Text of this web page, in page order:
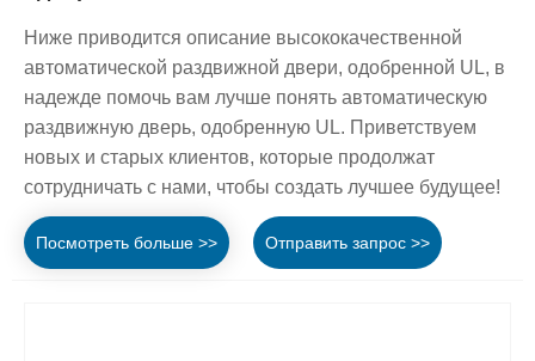
Ниже приводится описание высококачественной
автоматической раздвижной двери, одобренной UL, в
надежде помочь вам лучше понять автоматическую
раздвижную дверь, одобренную UL. Приветствуем
новых и старых клиентов, которые продолжат
сотрудничать с нами, чтобы создать лучшее будущее!
Посмотреть больше >> Отправить запрос >>